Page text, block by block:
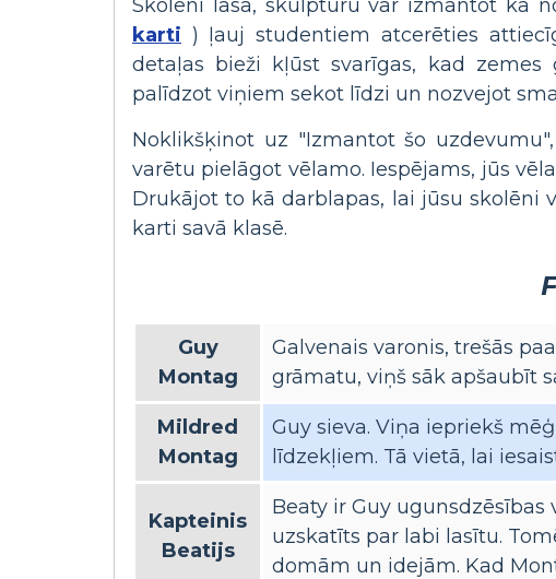
Skolēni lasa, skulptūru var izmantot kā
karti ) ļauj studentiem atcerēties
detaļas bieži kļūst svarīgas, kad
palīdzot viņiem sekot līdzi un nozvejot
Noklikšķinot uz "Izmantot šo
varētu pielāgot vēlamo. Iespējams, jūs
Drukājot to kā darblapas, lai jūsu skolēni
karti savā klasē.
Guy
Montag
Galvenais varonis, trešās
grāmatu, viņš sāk apšaubīt
Mildred
Montag
Guy sieva. Viņa iepriekš
līdzekļiem. Tā vietā, lai
Kapteinis
Beatijs
Beaty ir Guy
uzskatīts par labi lasītu.
domām un idejām. Kad